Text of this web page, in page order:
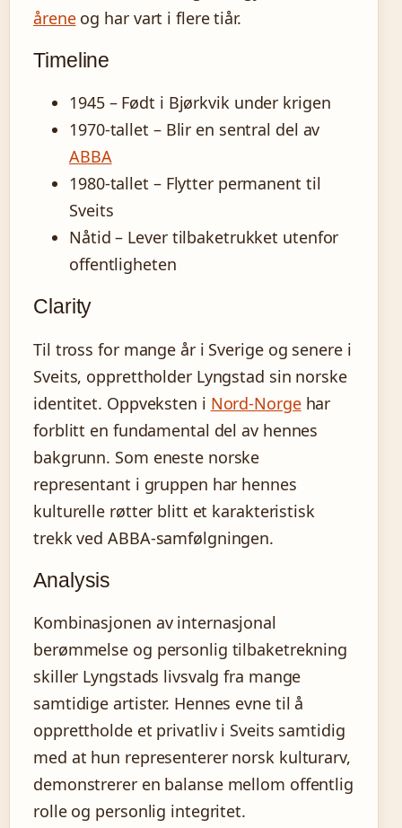
åreneog har vart i flere tiår.
Timeline
1945– Født i Bjørkvik under krigen
1970-tallet – Blir en sentral del av
ABBA
1980-tallet – Flytter permanent til
Sveits
Nåtid – Lever tilbaketrukket utenfor
offentligheten
Clarity
Til tross for mange år i Sverige og senere i
Sveits, opprettholder Lyngstad sin norske
identitet. Oppveksten i Nord-Norgehar
forblitt en fundamental del av hennes
bakgrunn. Som eneste norske
representant i gruppen har hennes
kulturelle røtter blitt et karakteristisk
trekk ved ABBA-samfølgningen.
Analysis
Kombinasjonen av internasjonal
berømmelse og personlig tilbaketrekning
skiller Lyngstads livsvalg fra mange
samtidige artister. Hennes evne til å
opprettholde et privatliv i Sveits samtidig
med at hun representerer norsk kulturarv,
demonstrerer en balanse mellom offentlig
rolle og personlig integritet.